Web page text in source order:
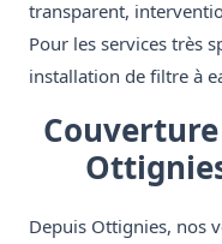
transparent,
Pour les services très
installation de filtre à
Depuis Ottignies, nos